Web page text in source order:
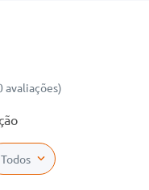
avaliações)
Todos